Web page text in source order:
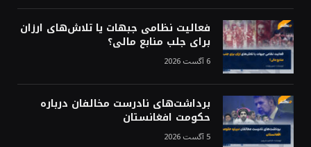
فعالیت نظامی جبهات یا تلاش‌های ارزان
برای جلب منابع مالی؟
6 آگست 2026
برداشت‌های نادرست مخالفان درباره
حکومت افغانستان
5 آگست 2026